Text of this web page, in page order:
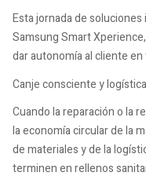
Esta jornada de
Samsung Smart
dar autonomía al cliente
Canje consciente y
Cuando la reparación o la
la economía circular de la
de materiales y de la
terminen en rellenos